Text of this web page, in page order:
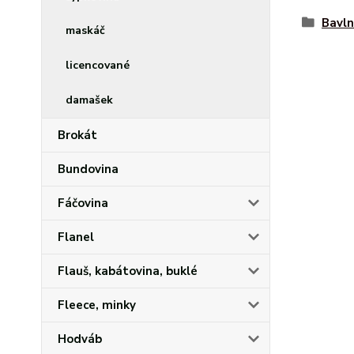
maskáč
licencované
damašek
Brokát
Bundovina
Fáčovina
Flanel
Flauš, kabátovina, buklé
Fleece, minky
Hodváb